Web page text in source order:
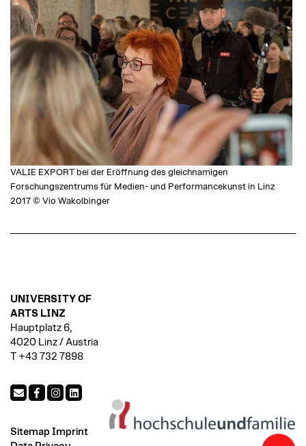
VALIE EXPORT bei der Eröffnung des gleichnamigen
Forschungszentrums für Medien- und Performancekunst in Linz
2017 © Vio Wakolbinger
UNIVERSITY OF
ARTS LINZ
Hauptplatz 6,
4020 Linz / Austria
T +43 732 7898
Sitemap Imprint